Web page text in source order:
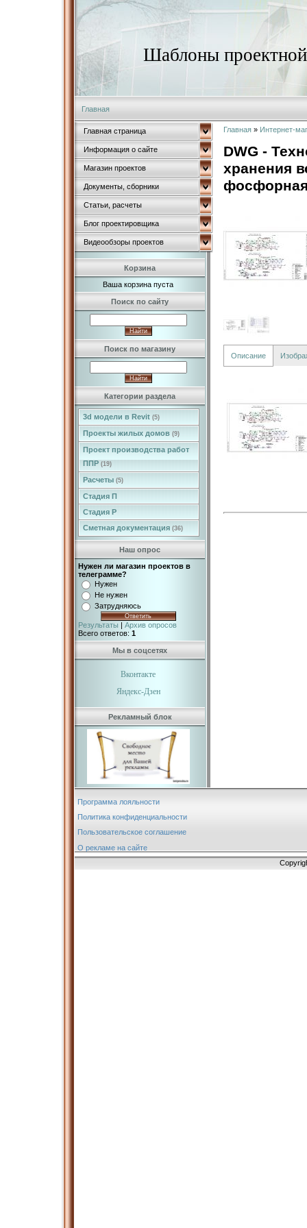
Шаблоны
Главная
Главная страница
Информация о сайте
Магазин проектов
Документы, сборники
Статьи, расчеты
Блог проектировщика
Видеообзоры проектов
Корзина
Ваша корзина пуста
Поиск по сайту
Поиск по магазину
Категории раздела
3d модели в Revit (5)
Проекты жилых домов (9)
Проект производства работ
ППР (19)
Расчеты (5)
Стадия П
Стадия Р
Сметная документация (36)
Наш опрос
Нужен ли магазин проектов в
телеграмме?
Нужен
Не нужен
Затрудняюсь
Результаты | Архив опросов
Всего ответов: 1
Мы в соцсетях
Вконтакте
Яндекс-Дзен
Рекламный блок
Главная » Интернет-
DWG -
хранения
фосфорная
Описание
Программа лояльности
Политика конфиденциальности
Пользовательское соглашение
О рекламе на сайте